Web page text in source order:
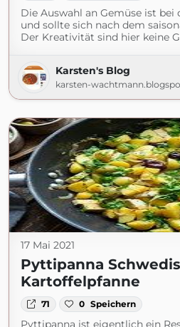
Die Auswahl an Gemüse ist
und sollte sich nach dem
Der Kreativität sind hier keine
Karsten's Blog
karsten-
17 Mai 2021
Pyttipanna
Kartoffelpfanne
71 0 Speichern
Pyttipanna ist eigentlich ein